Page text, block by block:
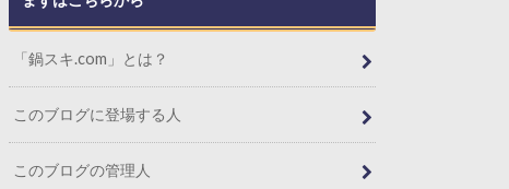
「鍋スキ.com」とは？
このブログに登場する人
このブログの管理人